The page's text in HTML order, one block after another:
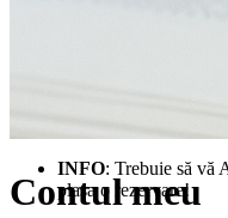
Contul meu
INFO: Trebuie să vă
plasa o rezervare!